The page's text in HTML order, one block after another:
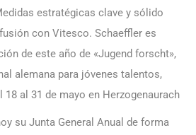
estratégicas clave y sólido
con Vitesco. Schaeffler es
de este año de «Jugend forscht»,
alemana para jóvenes talentos,
18 al 31 de mayo en Herzogenaurach
su Junta General Anual de forma